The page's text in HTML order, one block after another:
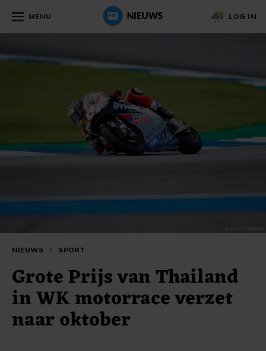
MENU LOG IN
NIEUWS / SPORT
Grote Prijs van Thailand
in WK motorrace verzet
naar oktober